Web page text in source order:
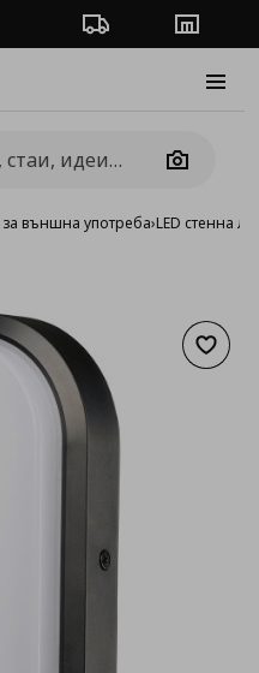
Проследяване на
Camera
външна употреба›LED стенна